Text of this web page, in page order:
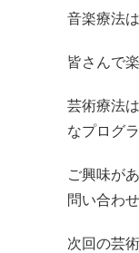
音楽療法
皆さんで
芸術療法
なプログ
ご興味が
問い合わ
次回の芸